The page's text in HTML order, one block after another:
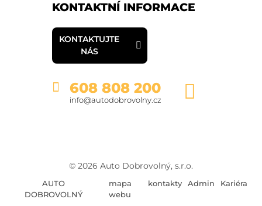
KONTAKTNÍ INFORMACE
KONTAKTUJTE
NÁS
608 808 200
info@autodobrovolny.cz
© 2026 Auto Dobrovolný, s.r.o.
AUTO
DOBROVOLNÝ
mapa
webu
kontakty Admin Kariéra